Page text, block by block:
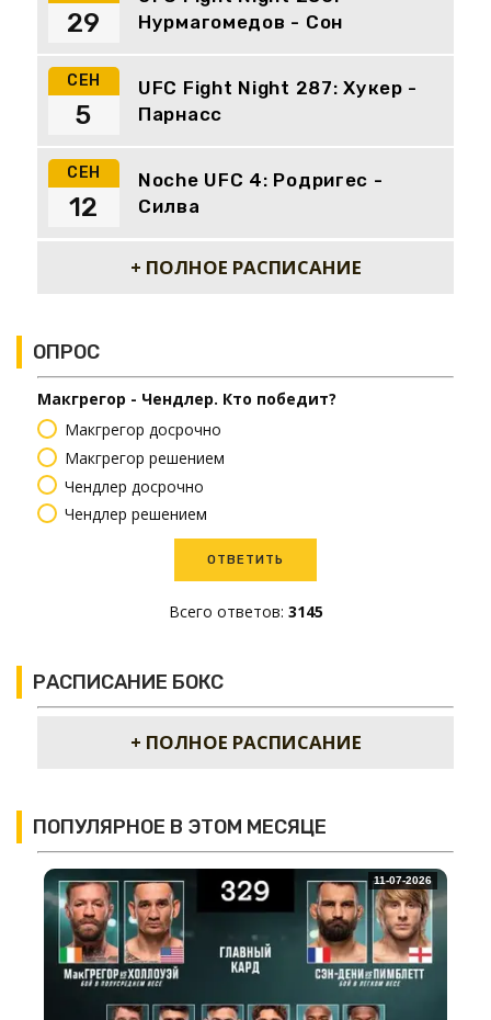
Нурмагомедов - Сон
29
СЕН
UFC Fight Night 287: Хукер -
Парнасс
5
СЕН
Noche UFC 4: Родригес -
Силва
12
+ ПОЛНОЕ РАСПИСАНИЕ
ОПРОС
Макгрегор - Чендлер. Кто победит?
Макгрегор досрочно
Макгрегор решением
Чендлер досрочно
Чендлер решением
Всего ответов: 3145
РАСПИСАНИЕ БОКС
+ ПОЛНОЕ РАСПИСАНИЕ
ПОПУЛЯРНОЕ В ЭТОМ МЕСЯЦЕ
11-07-2026